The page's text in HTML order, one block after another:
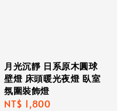
月光沉靜 日系原木圓球
壁燈 床頭暖光夜燈 臥室
氛圍裝飾燈
Regular
NT$ 1,800